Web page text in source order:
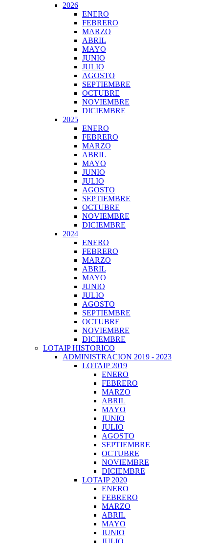
2026
ENERO
FEBRERO
MARZO
ABRIL
MAYO
JUNIO
JULIO
AGOSTO
SEPTIEMBRE
OCTUBRE
NOVIEMBRE
DICIEMBRE
2025
ENERO
FEBRERO
MARZO
ABRIL
MAYO
JUNIO
JULIO
AGOSTO
SEPTIEMBRE
OCTUBRE
NOVIEMBRE
DICIEMBRE
2024
ENERO
FEBRERO
MARZO
ABRIL
MAYO
JUNIO
JULIO
AGOSTO
SEPTIEMBRE
OCTUBRE
NOVIEMBRE
DICIEMBRE
LOTAIP HISTORICO
ADMINISTRACION 2019 - 2023
LOTAIP 2019
ENERO
FEBRERO
MARZO
ABRIL
MAYO
JUNIO
JULIO
AGOSTO
SEPTIEMBRE
OCTUBRE
NOVIEMBRE
DICIEMBRE
LOTAIP 2020
ENERO
FEBRERO
MARZO
ABRIL
MAYO
JUNIO
JULIO